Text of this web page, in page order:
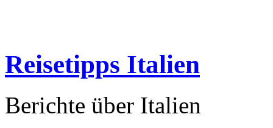
Reisetipps Italien
Berichte über Italien